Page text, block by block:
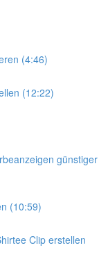
(4:46)
(12:22)
günstiger
(10:59)
Clip erstellen